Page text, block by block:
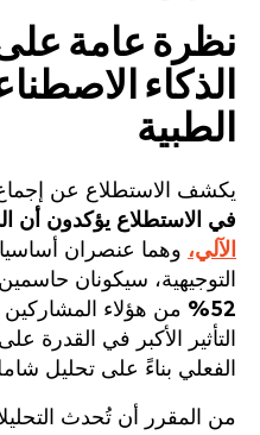
نظرة عامة على
الذكاء
الطبية
يكشف الاستطلاع عن
في الاستطلاع يؤكدون أن
الآلي، وهما عنصران
التوجيهية، سيكونان حاسمين في عام
52%
من هؤلاء
التأثير الأكبر في القدرة
الفعلي بناءً على تحليل
من المقرر أن تُحدث